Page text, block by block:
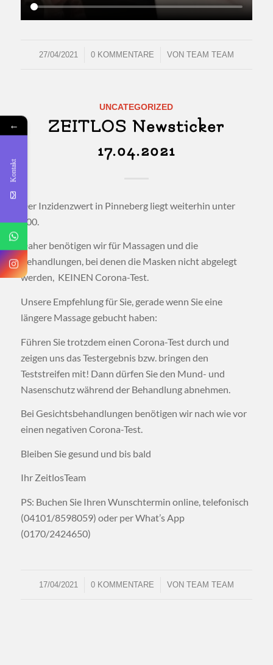
27/04/2021
/ 0 KOMMENTARE
/ VON TEAM TEAM
UNCATEGORIZED
ZEITLOS Newsticker
17.04.2021
Der Inzidenzwert in Pinneberg liegt weiterhin unter
100.
Daher benötigen wir für Massagen und die
Behandlungen, bei denen die Masken nicht abgelegt
werden, KEINEN Corona-Test.
Unsere Empfehlung für Sie, gerade wenn Sie eine
längere Massage gebucht haben:
Führen Sie trotzdem einen Corona-Test durch und
zeigen uns das Testergebnis bzw. bringen den
Teststreifen mit! Dann dürfen Sie den Mund- und
Nasenschutz während der Behandlung abnehmen.
Bei Gesichtsbehandlungen benötigen wir nach wie vor
einen negativen Corona-Test.
Bleiben Sie gesund und bis bald
Ihr ZeitlosTeam
PS: Buchen Sie Ihren Wunschtermin online, telefonisch
(04101/8598059) oder per What’s App
(0170/2424650)
17/04/2021
/ 0 KOMMENTARE
/ VON TEAM TEAM
←
Kontakt